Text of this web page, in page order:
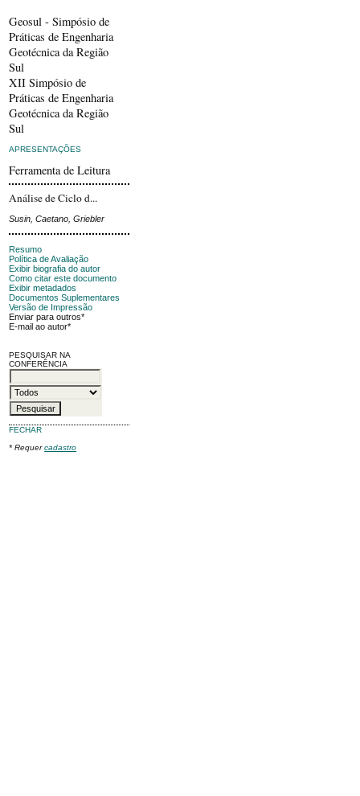
Geosul - Simpósio de
Práticas de Engenharia
Geotécnica da Região
Sul
XII Simpósio de
Práticas de Engenharia
Geotécnica da Região
Sul
APRESENTAÇÕES
Ferramenta de Leitura
Análise de Ciclo d...
Susin, Caetano, Griebler
Resumo
Política de Avaliação
Exibir biografia do autor
Como citar este documento
Exibir metadados
Documentos Suplementares
Versão de Impressão
Enviar para outros*
E-mail ao autor*
PESQUISAR NA
CONFERÊNCIA
FECHAR
* Requercadastro